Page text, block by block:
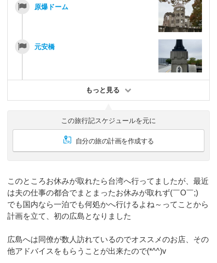
原爆ドーム
元安橋
もっと見る
この旅行記スケジュールを元に
自分の旅の計画を作成する
このところお休みが取れたら台湾へ行ってましたが、最近
は夫の仕事の都合でまとまったお休みが取れず(￣O￣;)
でも国内なら一泊でも何処かへ行けるよね～ってことから
計画を立て、初の広島となりました
広島へは同僚が数人訪れているのでオススメのお店、その
他アドバイスをもらうことが出来たので(*^^)v